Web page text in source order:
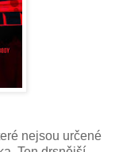
nejsou určené